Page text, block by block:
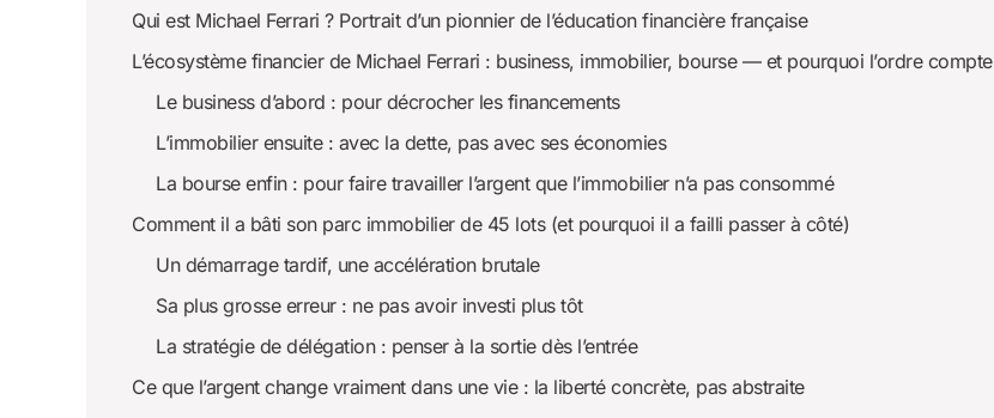
Qui est Michael Ferrari ? Portrait d’un pionnier de l’éducation financière française
L’écosystème financier de Michael Ferrari : business, immobilier, bourse — et pourquoi l’ordre compte
Le business d’abord : pour décrocher les financements
L’immobilier ensuite : avec la dette, pas avec ses économies
La bourse enfin : pour faire travailler l’argent que l’immobilier n’a pas consommé
Comment il a bâti son parc immobilier de 45 lots (et pourquoi il a failli passer à côté)
Un démarrage tardif, une accélération brutale
Sa plus grosse erreur : ne pas avoir investi plus tôt
La stratégie de délégation : penser à la sortie dès l’entrée
Ce que l’argent change vraiment dans une vie : la liberté concrète, pas abstraite